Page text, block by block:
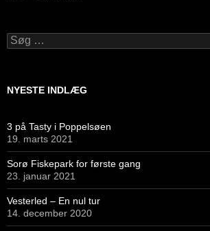
Søg
efter:
NYESTE INDLÆG
3 på Tasty i Poppelsøen
19. marts 2021
Sorø Fiskepark for første gang
23. januar 2021
Vesterled – En nul tur
14. december 2020